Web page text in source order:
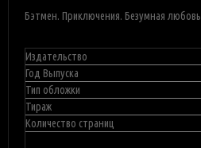
Бэтмен. Приключения. Безумная любовь
Издательство
Год Выпуска
Тип обложки
Тираж
Количество страниц